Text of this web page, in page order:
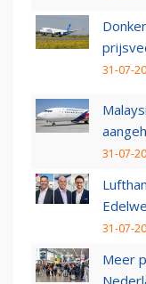
31-07-
31-07-
31-07-
Meer